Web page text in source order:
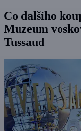
Co dalšího
Muzeum
Tussaud